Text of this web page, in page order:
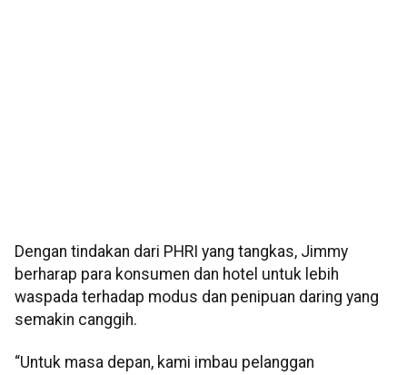
Dengan tindakan dari PHRI yang tangkas, Jimmy
berharap para konsumen dan hotel untuk lebih
waspada terhadap modus dan penipuan daring yang
semakin canggih.
“Untuk masa depan, kami imbau pelanggan